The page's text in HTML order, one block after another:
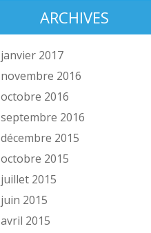
ARCHIVES
janvier 2017
novembre 2016
octobre 2016
septembre 2016
décembre 2015
octobre 2015
juillet 2015
juin 2015
avril 2015